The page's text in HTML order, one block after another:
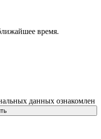
время.
данных ознакомлен